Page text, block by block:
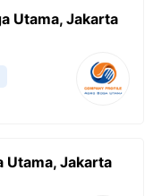
Utama, Jakarta
Utama, Jakarta